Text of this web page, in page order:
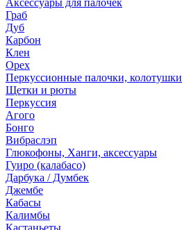
Аксессуары для палочек
Граб
Дуб
Карбон
Клен
Орех
Перкуссионные палочки, колотушки
Щетки и рюты
Перкуссия
Агого
Бонго
Вибраслэп
Глюкофоны, Ханги, аксессуары
Гуиро (калабасо)
Дарбука / Думбек
Джембе
Кабасы
Калимбы
Кастаньеты